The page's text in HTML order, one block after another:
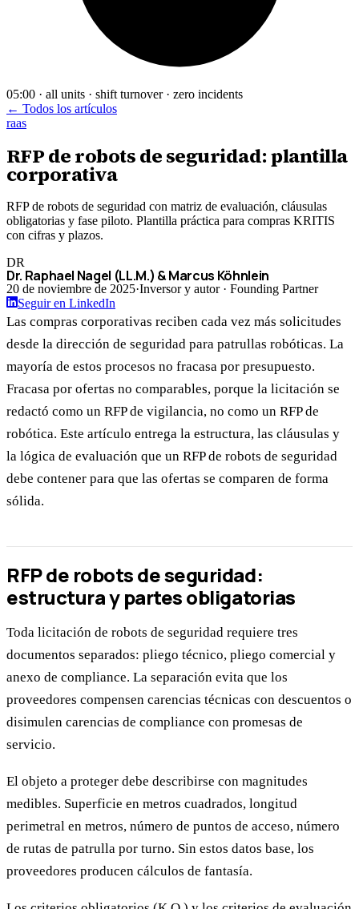
05:00 · all units · shift turnover · zero incidents
← Todos los artículos
raas
RFP de robots de seguridad: plantilla
corporativa
RFP de robots de seguridad con matriz de evaluación, cláusulas
obligatorias y fase piloto. Plantilla práctica para compras KRITIS
con cifras y plazos.
DR
Dr. Raphael Nagel (LL.M.) & Marcus Köhnlein
20 de noviembre de 2025·Inversor y autor · Founding Partner
Seguir en LinkedIn
Las compras corporativas reciben cada vez más solicitudes
desde la dirección de seguridad para patrullas robóticas. La
mayoría de estos procesos no fracasa por presupuesto.
Fracasa por ofertas no comparables, porque la licitación se
redactó como un RFP de vigilancia, no como un RFP de
robótica. Este artículo entrega la estructura, las cláusulas y
la lógica de evaluación que un RFP de robots de seguridad
debe contener para que las ofertas se comparen de forma
sólida.
RFP de robots de seguridad:
estructura y partes obligatorias
Toda licitación de robots de seguridad requiere tres
documentos separados: pliego técnico, pliego comercial y
anexo de compliance. La separación evita que los
proveedores compensen carencias técnicas con descuentos o
disimulen carencias de compliance con promesas de
servicio.
El objeto a proteger debe describirse con magnitudes
medibles. Superficie en metros cuadrados, longitud
perimetral en metros, número de puntos de acceso, número
de rutas de patrulla por turno. Sin estos datos base, los
proveedores producen cálculos de fantasía.